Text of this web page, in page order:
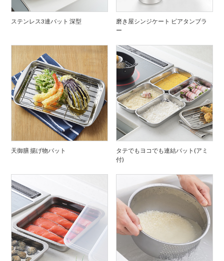
ステンレス3連バット 深型
磨き屋シンジケート ビアタンブラ
ー
天御膳 揚げ物バット
タテでもヨコでも連結バット(アミ
付)